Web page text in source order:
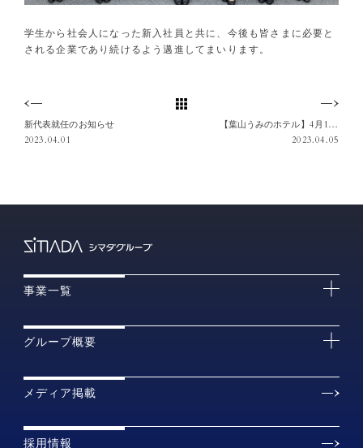
学生から社会人になった新入社員と共に、今後も皆さまに必要と
される企業であり続けるよう邁進してまいります。
新代表就任のお知らせ
2023.04.01
【葉山うみのホテル】4月11日(火)ビーチクリーン活動を開催。参加者を募集します
2023.04.05
事業一覧
グループ概要
メディア掲載
採用情報